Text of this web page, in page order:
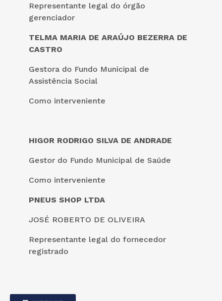
Representante legal do órgão
gerenciador
TELMA MARIA DE ARAÚJO BEZERRA DE
CASTRO
Gestora do Fundo Municipal de
Assistência Social
Como interveniente
HIGOR RODRIGO SILVA DE ANDRADE
Gestor do Fundo Municipal de Saúde
Como interveniente
PNEUS SHOP LTDA
JOSÉ ROBERTO DE OLIVEIRA
Representante legal do fornecedor
registrado